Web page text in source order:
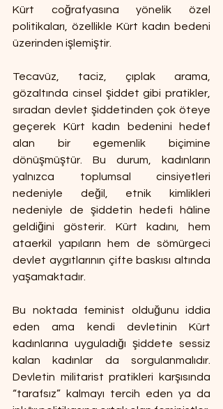
Kürt coğrafyasına yönelik özel
politikaları, özellikle Kürt kadın bedeni
üzerinden işlemiştir.
Tecavüz, taciz, çıplak arama,
gözaltında cinsel şiddet gibi pratikler,
sıradan devlet şiddetinden çok öteye
geçerek Kürt kadın bedenini hedef
alan bir egemenlik biçimine
dönüşmüştür. Bu durum, kadınların
yalnızca toplumsal cinsiyetleri
nedeniyle değil, etnik kimlikleri
nedeniyle de şiddetin hedefi hâline
geldiğini gösterir. Kürt kadını, hem
ataerkil yapıların hem de sömürgeci
devlet aygıtlarının çifte baskısı altında
yaşamaktadır.
Bu noktada feminist olduğunu iddia
eden ama kendi devletinin Kürt
kadınlarına uyguladığı şiddete sessiz
kalan kadınlar da sorgulanmalıdır.
Devletin militarist pratikleri karşısında
“tarafsız” kalmayı tercih eden ya da